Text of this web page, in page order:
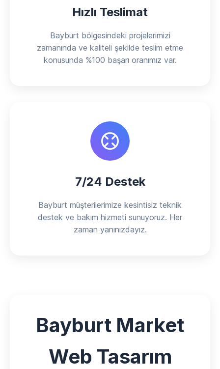
Hızlı Teslimat
Bayburt bölgesindeki projelerimizi
zamanında ve kaliteli şekilde teslim etme
konusunda %100 başarı oranımız var.
7/24 Destek
Bayburt müşterilerimize kesintisiz teknik
destek ve bakım hizmeti sunuyoruz. Her
zaman yanınızdayız.
Bayburt Market
Web Tasarım